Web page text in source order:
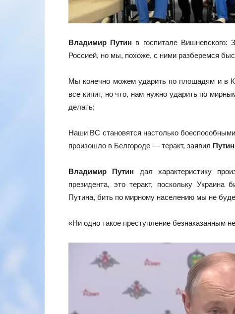
Владимир Путин в госпитале Вишневского:
Россией, но мы, похоже, с ними разберемся
Мы конечно можем ударить по площадям и в
все кипит, но что, нам нужно ударить по
делать;
Наши ВС становятся настолько
произошло в Белгороде — теракт, заявил Путин
Владимир Путин дал характеристику
президента, это теракт, поскольку
Путина, бить по мирному населению мы не
«Ни одно такое преступление безнаказанным